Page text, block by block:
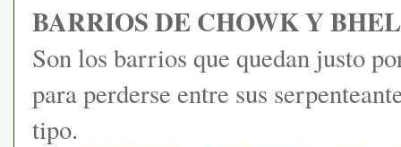
BARRIOS DE CHOWK Y
Son los barrios que quedan justo
para perderse entre sus
tipo.